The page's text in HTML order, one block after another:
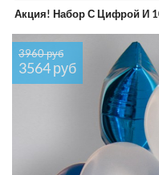
Акция! Набор С Цифрой И
3960 руб
3564 руб